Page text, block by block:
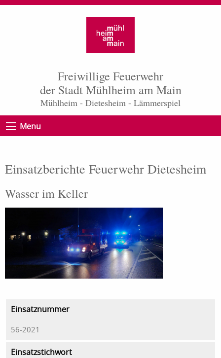
Freiwillige Feuerwehr
der Stadt Mühlheim am Main
Mühlheim - Dietesheim - Lämmerspiel
Menu
Einsatzberichte Feuerwehr Dietesheim
Wasser im Keller
Einsatznummer
56-2021
Einsatzstichwort